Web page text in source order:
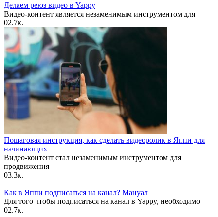
Делаем реюз видео в Yappy
Видео-контент является незаменимым инструментом для
02.7к.
Пошаговая инструкция, как сделать видеоролик в Яппи для
начинающих
Видео-контент стал незаменимым инструментом для
продвижения
03.3к.
Как в Яппи подписаться на канал? Мануал
Для того чтобы подписаться на канал в Yappy, необходимо
02.7к.